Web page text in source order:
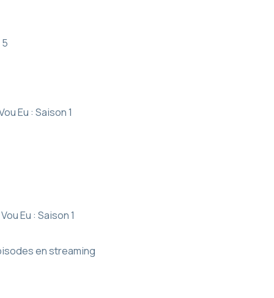
Eu : Saison 1
Eu : Saison 1
en streaming